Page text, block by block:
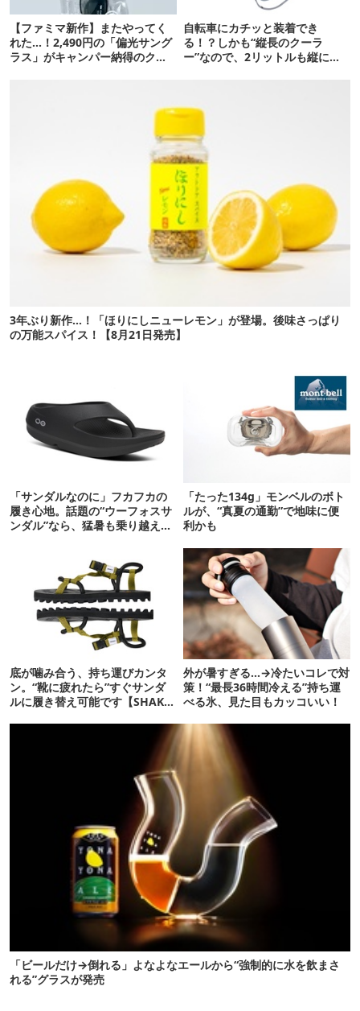
【ファミマ新作】またやってく
れた…！2,490円の「偏光サング
ラス」がキャンパー納得のクオ
自転車にカチッと装着でき
る！？しかも“縦長のクーラ
ー”なので、2リットルも縦に入
3年ぶり新作…！「ほりにしニューレモン」が登場。後味さっぱり
の万能スパイス！【8月21日発売】
「サンダルなのに」フカフカの
履き心地。話題の“ウーフォスサ
ンダル”なら、猛暑も乗り越えら
「たった134g」モンベルのボト
ルが、“真夏の通勤”で地味に便
利かも
底が噛み合う、持ち運びカンタ
ン。“靴に疲れたら”すぐサンダ
ルに履き替え可能です【SHAKA
外が暑すぎる…→冷たいコレで対
策！“最長36時間冷える”持ち運
べる氷、見た目もカッコいい！
「ビールだけ→倒れる」よなよなエールから“強制的に水を飲まさ
れる”グラスが発売